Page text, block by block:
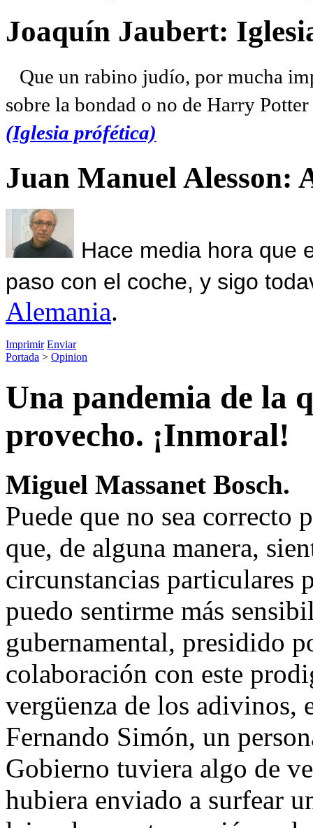
Joaquín Jaubert:
Que un rabino judío, por mucha
sobre la bondad o no de Harry
(Iglesia prófética)
Juan Manuel Alesson:
Hace media hora que
paso con el coche, y sigo
Alemania.
Imprimir Enviar
Portada > Opinion
Una pandemia de la
provecho. ¡Inmoral!
Miguel Massanet Bosch.
Puede que no sea correcto
que, de alguna manera,
circunstancias particulares
puedo sentirme más
gubernamental, presidido
colaboración con este
vergüenza de los
Fernando Simón, un
Gobierno tuviera algo de
hubiera enviado a surfear